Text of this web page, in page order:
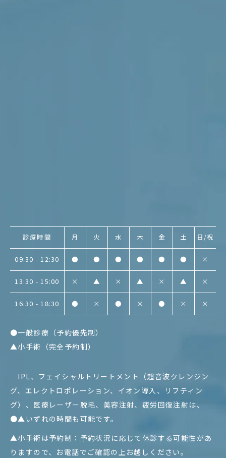
診療時間 月 火 水 木 金 土 日/祝
09:30 - 12:30 ● ● ● ● ● ● ×
13:30 - 15:00 × ▲ × ▲ × ▲ ×
16:30 - 18:30 ● × ● × ● × ×
●一般診療（予約優先制）
▲小手術（完全予約制）
IPL、フェイシャルトリートメント（超音波クレンジン
グ、エレクトロポレーション、イオン導入、リフティン
グ）、医療レーザー脱毛、美容注射、疲労回復注射は、
●▲いずれの時間も可能です。
▲小手術は予約制：予約状況に応じて休診する可能性があ
りますので、お電話でご確認の上お越しください。